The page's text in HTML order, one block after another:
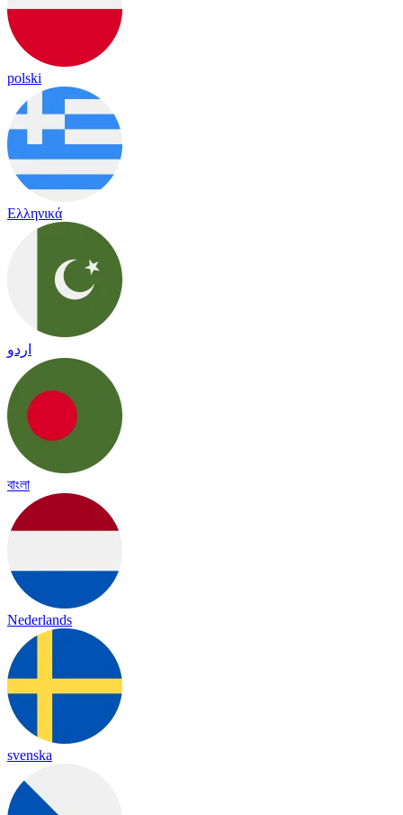
polski
Ελληνικά
اردو
বাংলা
Nederlands
svenska